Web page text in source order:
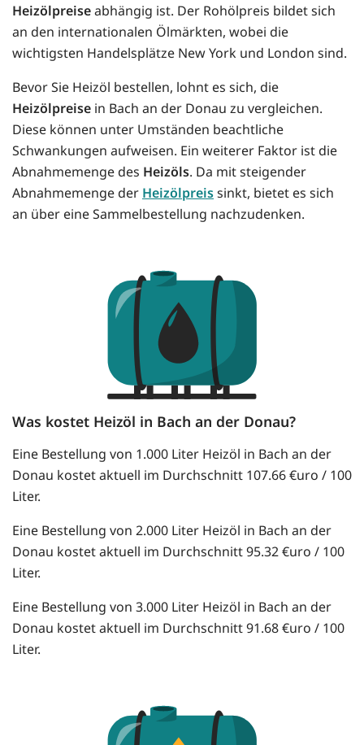
Heizölpreiseabhängig ist. Der Rohölpreis bildet sich
an den internationalen Ölmärkten, wobei die
wichtigsten Handelsplätze New York und London sind.
Bevor Sie Heizöl bestellen, lohnt es sich, die
Heizölpreise in Bach an der Donau zu vergleichen.
Diese können unter Umständen beachtliche
Schwankungen aufweisen. Ein weiterer Faktor ist die
Abnahmemenge des Heizöls. Da mit steigender
Abnahmemenge der Heizölpreissinkt, bietet es sich
an über eine Sammelbestellung nachzudenken.
Was kostet Heizöl in Bach an der Donau?
Eine Bestellung von 1.000 Liter Heizöl in Bach an der
Donau kostet aktuell im Durchschnitt 107.66 €uro / 100
Liter.
Eine Bestellung von 2.000 Liter Heizöl in Bach an der
Donau kostet aktuell im Durchschnitt 95.32 €uro / 100
Liter.
Eine Bestellung von 3.000 Liter Heizöl in Bach an der
Donau kostet aktuell im Durchschnitt 91.68 €uro / 100
Liter.